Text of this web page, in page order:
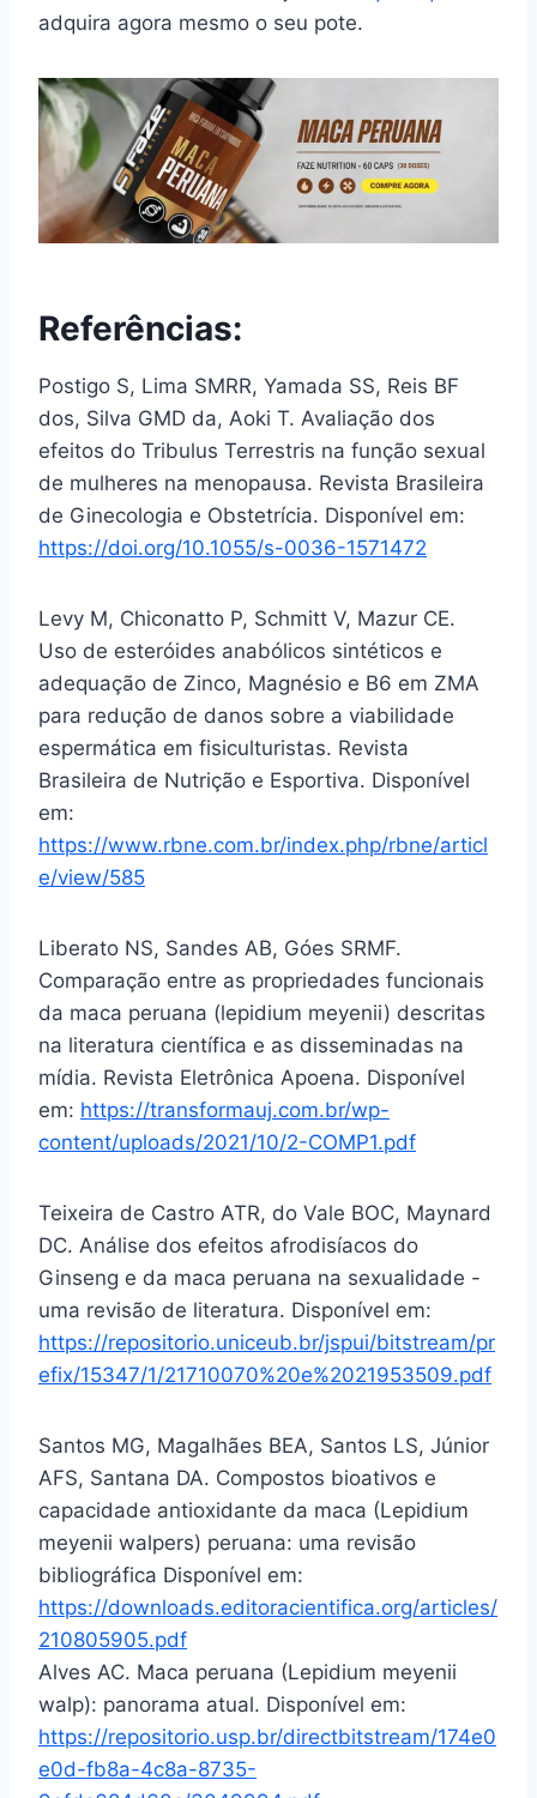
adquira agora mesmo o seu pote.
Referências:
Postigo S, Lima SMRR, Yamada SS, Reis BF
dos, Silva GMD da, Aoki T. Avaliação dos
efeitos do Tribulus Terrestris na função sexual
de mulheres na menopausa. Revista Brasileira
de Ginecologia e Obstetrícia. Disponível em:
https://doi.org/10.1055/s-0036-1571472
Levy M, Chiconatto P, Schmitt V, Mazur CE.
Uso de esteróides anabólicos sintéticos e
adequação de Zinco, Magnésio e B6 em ZMA
para redução de danos sobre a viabilidade
espermática em fisiculturistas. Revista
Brasileira de Nutrição e Esportiva. Disponível
em:
https://www.rbne.com.br/index.php/rbne/articl
e/view/585
Liberato NS, Sandes AB, Góes SRMF.
Comparação entre as propriedades funcionais
da maca peruana (lepidium meyenii) descritas
na literatura científica e as disseminadas na
mídia. Revista Eletrônica Apoena. Disponível
em: https://transformauj.com.br/wp-
content/uploads/2021/10/2-COMP1.pdf
Teixeira de Castro ATR, do Vale BOC, Maynard
DC. Análise dos efeitos afrodisíacos do
Ginseng e da maca peruana na sexualidade -
uma revisão de literatura. Disponível em:
https://repositorio.uniceub.br/jspui/bitstream/pr
efix/15347/1/21710070%20e%2021953509.pdf
Santos MG, Magalhães BEA, Santos LS, Júnior
AFS, Santana DA. Compostos bioativos e
capacidade antioxidante da maca (Lepidium
meyenii walpers) peruana: uma revisão
bibliográfica Disponível em:
https://downloads.editoracientifica.org/articles/
210805905.pdf
Alves AC. Maca peruana (Lepidium meyenii
walp): panorama atual. Disponível em:
https://repositorio.usp.br/directbitstream/174e0
e0d-fb8a-4c8a-8735-